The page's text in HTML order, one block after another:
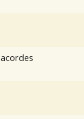
acordes